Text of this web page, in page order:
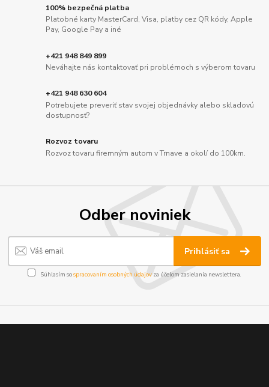
100% bezpečná platba
Platobné karty MasterCard, Visa, platby cez QR kódy, Apple
Pay, Google Pay a iné
+421 948 849 899
Neváhajte nás kontaktovať pri problémoch s výberom tovaru
+421 948 630 604
Potrebujete preveriť stav svojej objednávky alebo skladovú
dostupnosť?
Rozvoz tovaru
Rozvoz tovaru firemným autom v Trnave a okolí do 100km.
Odber noviniek
Prihlásiť sa
Súhlasím sospracovaním osobných údajov za účelom zasielania newslettera.